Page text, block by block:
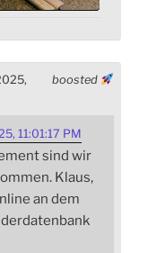
boosted
11:01:17 PM
sind wir
Klaus,
an dem